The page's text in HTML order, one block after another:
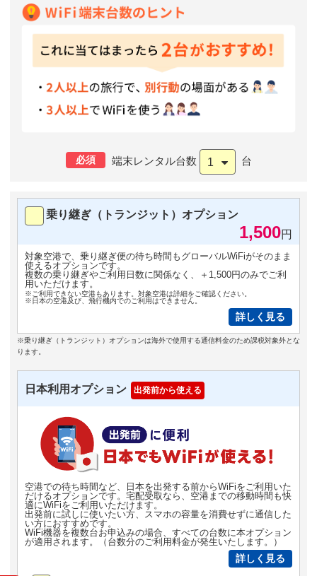
必須 端末レンタル台数 1 台
乗り継ぎ（トランジット）オプション
1,500円
対象空港で、乗り継ぎ便の待ち時間もグローバルWiFiがそのまま
使えるオプションです。
複数の乗り継ぎやご利用日数に関係なく、＋1,500円のみでご利
用いただけます。
※ご利用できない空港もあります。対象空港は詳細をご確認ください。
※日本の空港及び、飛行機内でのご利用はできません。
詳しく見る
※乗り継ぎ（トランジット）オプションは海外で使用する通信料金のため課税対象外とな
ります。
日本利用オプション 出発前から使える
空港での待ち時間など、日本を出発する前からWiFiをご利用いた
だけるオプションです。宅配受取なら、空港までの移動時間も快
適にWiFiをご利用いただけます。
出発前に試しに使いたい方、スマホの容量を消費せずに通信した
い方におすすめです。
WiFi機器を複数台お申込みの場合、すべての台数に本オプション
が適用されます。（台数分のご利用料金が発生いたします。）
詳しく見る